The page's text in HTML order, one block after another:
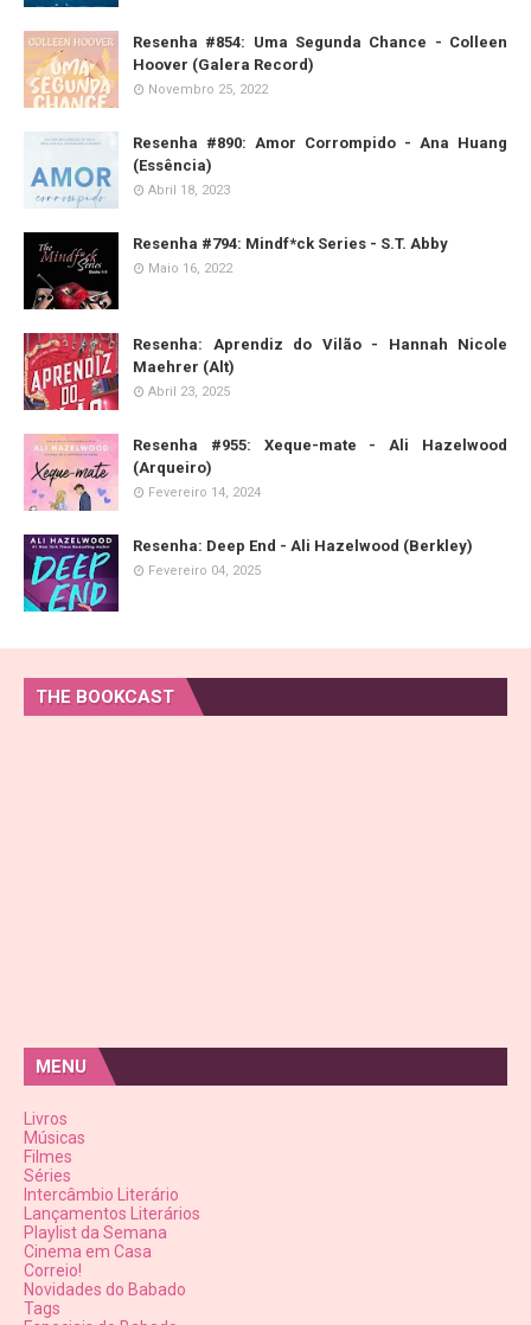
Resenha #854: Uma Segunda Chance - Colleen
Hoover (Galera Record)
Novembro 25, 2022
Resenha #890: Amor Corrompido - Ana Huang
(Essência)
Abril 18, 2023
Resenha #794: Mindf*ck Series - S.T. Abby
Maio 16, 2022
Resenha: Aprendiz do Vilão - Hannah Nicole
Maehrer (Alt)
Abril 23, 2025
Resenha #955: Xeque-mate - Ali Hazelwood
(Arqueiro)
Fevereiro 14, 2024
Resenha: Deep End - Ali Hazelwood (Berkley)
Fevereiro 04, 2025
THE BOOKCAST
MENU
Livros
Músicas
Filmes
Séries
Intercâmbio Literário
Lançamentos Literários
Playlist da Semana
Cinema em Casa
Correio!
Novidades do Babado
Tags